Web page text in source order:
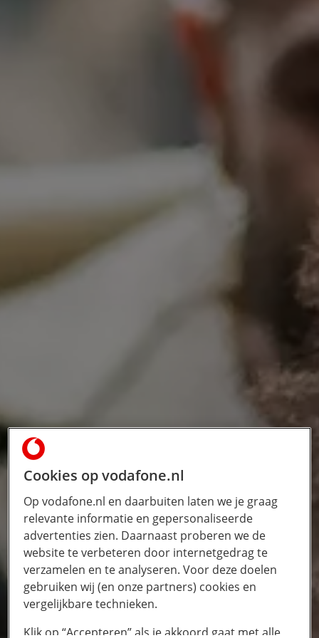
Cookies op vodafone.nl
Op vodafone.nl en daarbuiten laten we je graag
relevante informatie en gepersonaliseerde
advertenties zien. Daarnaast proberen we de
website te verbeteren door internetgedrag te
verzamelen en te analyseren. Voor deze doelen
gebruiken wij (en onze partners) cookies en
vergelijkbare technieken.
Klik op “Accepteren” als je akkoord gaat met alle